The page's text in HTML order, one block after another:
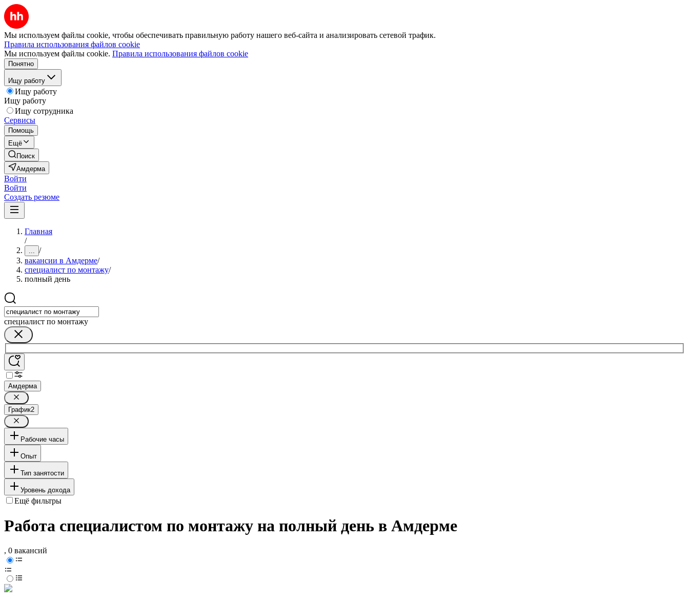
Мы используем файлы cookie, чтобы обеспечивать правильную работу нашего веб-сайта и анализировать сетевой трафик.
Правила использования файлов cookie
Мы используем файлы cookie. Правила использования файлов cookie
Понятно
Ищу работу
Ищу работу
Ищу работу
Ищу сотрудника
Сервисы
Помощь
Ещё
Поиск
Амдерма
Войти
Войти
Создать резюме
Главная
/
... /
вакансии в Амдерме/
специалист по монтажу/
полный день
специалист по монтажу
Амдерма
График2
Рабочие часы
Опыт
Тип занятости
Уровень дохода
Ещё фильтры
Работа специалистом по монтажу на полный день в Амдерме
, 0 вакансий